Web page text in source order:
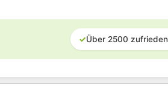
✓Über 2500